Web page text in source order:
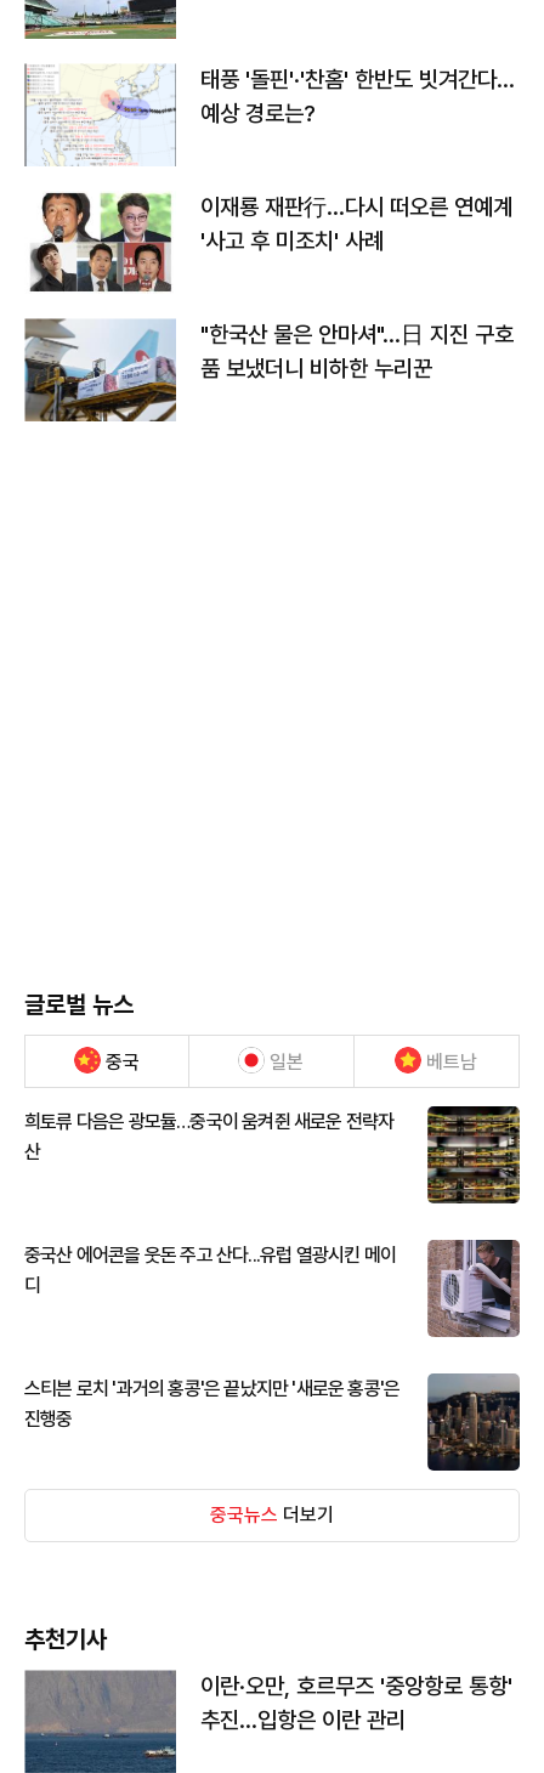
태풍 '돌핀'·'찬홈' 한반도 빗겨간다…
예상 경로는?
이재룡 재판行…다시 떠오른 연예계
'사고 후 미조치' 사례
"한국산 물은 안마셔"…日 지진 구호
품 보냈더니 비하한 누리꾼
글로벌 뉴스
중국 일본 베트남
희토류 다음은 광모듈…중국이 움켜쥔 새로운 전략자
산
중국산 에어콘을 웃돈 주고 산다...유럽 열광시킨 메이
디
스티븐 로치 '과거의 홍콩'은 끝났지만 '새로운 홍콩'은
진행중
중국뉴스 더보기
추천기사
이란·오만, 호르무즈 '중앙항로 통항'
추진…입항은 이란 관리